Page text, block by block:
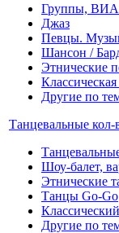
Группы, ВИА
Джаз
Певцы.
Шансон /
Этнические
Другие по
Танцевальные
Шоу-балет,
Этнические
Танцы Go-Go
Другие по